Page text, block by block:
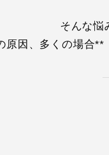
そんな悩
原因、多くの場合**